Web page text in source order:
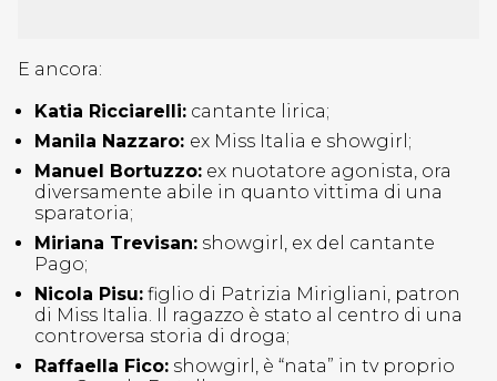
E ancora:
Katia Ricciarelli: cantante lirica;
Manila Nazzaro: ex Miss Italia e showgirl;
Manuel Bortuzzo: ex nuotatore agonista, ora
diversamente abile in quanto vittima di una
sparatoria;
Miriana Trevisan: showgirl, ex del cantante
Pago;
Nicola Pisu: figlio di Patrizia Mirigliani, patron
di Miss Italia. Il ragazzo è stato al centro di una
controversa storia di droga;
Raffaella Fico: showgirl, è “nata” in tv proprio